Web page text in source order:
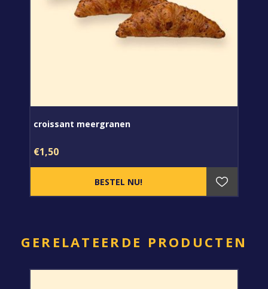
croissant meergranen
€1,50
GERELATEERDE PRODUCTEN